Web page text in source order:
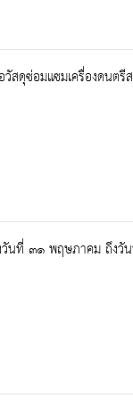
ดุซ่อมแซมเครื่องดนตรี
งวันที่ ๓๑ พฤษภาคม ถึ